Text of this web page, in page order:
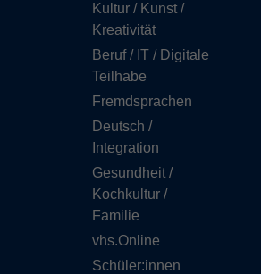
Kultur / Kunst /
Kreativität
Beruf / IT / Digitale
Teilhabe
Fremdsprachen
Deutsch /
Integration
Gesundheit /
Kochkultur /
Familie
vhs.Online
Schüler:innen